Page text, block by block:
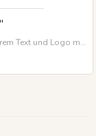
Text und Logo mit